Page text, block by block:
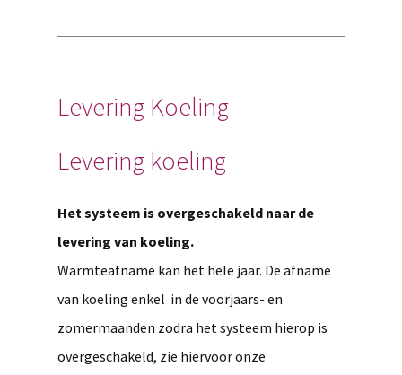
Levering Koeling
Levering koeling
Het systeem is overgeschakeld naar de
levering van koeling.
Warmteafname kan het hele jaar. De afname
van koeling enkel in de voorjaars- en
zomermaanden zodra het systeem hierop is
overgeschakeld, zie hiervoor onze